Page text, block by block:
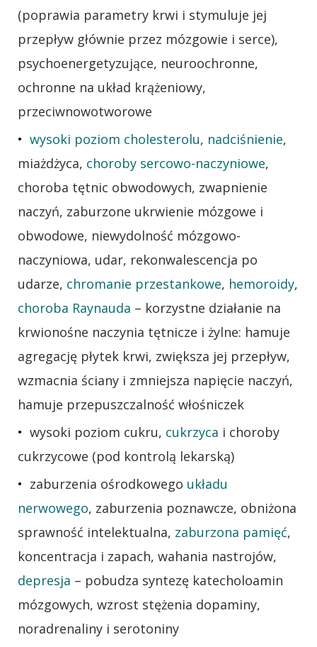
(poprawia parametry krwi i stymuluje jej
przepływ głównie przez mózgowie i serce),
psychoenergetyzujące, neuroochronne,
ochronne na układ krążeniowy,
przeciwnowotworowe
wysoki poziom cholesterolu, nadciśnienie,
miażdżyca, choroby sercowo-naczyniowe,
choroba tętnic obwodowych, zwapnienie
naczyń, zaburzone ukrwienie mózgowe i
obwodowe, niewydolność mózgowo-
naczyniowa, udar, rekonwalescencja po
udarze, chromanie przestankowe, hemoroidy,
choroba Raynauda – korzystne działanie na
krwionośne naczynia tętnicze i żylne: hamuje
agregację płytek krwi, zwiększa jej przepływ,
wzmacnia ściany i zmniejsza napięcie naczyń,
hamuje przepuszczalność włośniczek
wysoki poziom cukru, cukrzyca i choroby
cukrzycowe (pod kontrolą lekarską)
zaburzenia ośrodkowego układu
nerwowego, zaburzenia poznawcze, obniżona
sprawność intelektualna, zaburzona pamięć,
koncentracja i zapach, wahania nastrojów,
depresja – pobudza syntezę katecholoamin
mózgowych, wzrost stężenia dopaminy,
noradrenaliny i serotoniny